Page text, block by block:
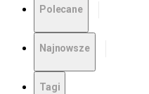
Polecane
Najnowsze
Tagi